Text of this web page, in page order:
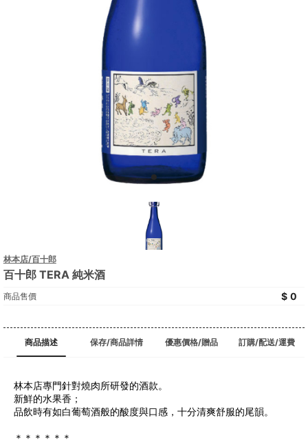
林本店/百十郎
百十郎 TERA 純米酒
商品售價 0
商品描述 保存/商品詳情 優惠價格/贈品 訂購/配送/運費
林本店專門針對燒肉所研發的酒款。
新鮮的水果香；
品飲時有如白葡萄酒般的酸度與口感，十分清爽舒服的尾韻。
﻿＊＊＊＊＊＊